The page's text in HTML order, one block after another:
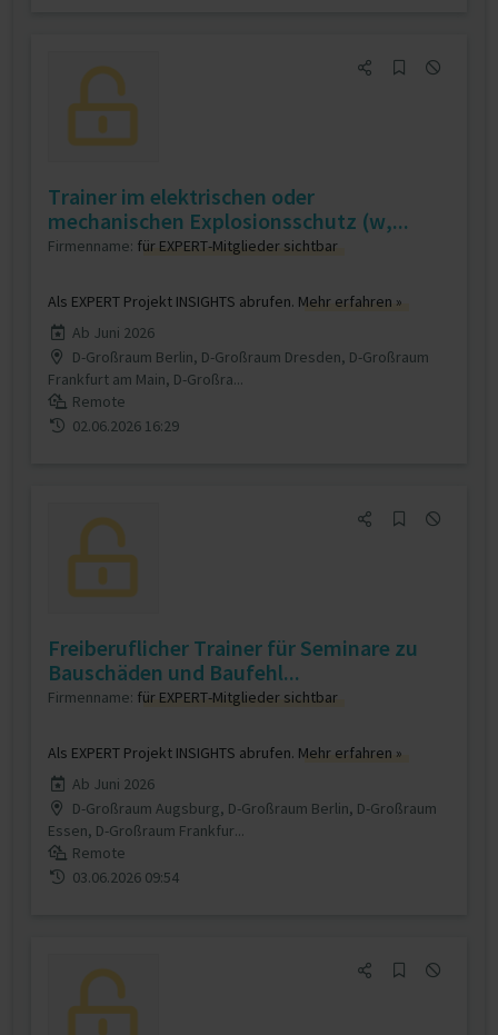
Trainer im elektrischen oder
mechanischen Explosionsschutz (w,...
Firmenname: für EXPERT-Mitglieder sichtbar
Als EXPERT Projekt INSIGHTS abrufen. Mehr erfahren »
Ab Juni 2026
D-Großraum Berlin, D-Großraum Dresden, D-Großraum
Frankfurt am Main, D-Großra...
Remote
02.06.2026 16:29
Freiberuflicher Trainer für Seminare zu
Bauschäden und Baufehl...
Firmenname: für EXPERT-Mitglieder sichtbar
Als EXPERT Projekt INSIGHTS abrufen. Mehr erfahren »
Ab Juni 2026
D-Großraum Augsburg, D-Großraum Berlin, D-Großraum
Essen, D-Großraum Frankfur...
Remote
03.06.2026 09:54